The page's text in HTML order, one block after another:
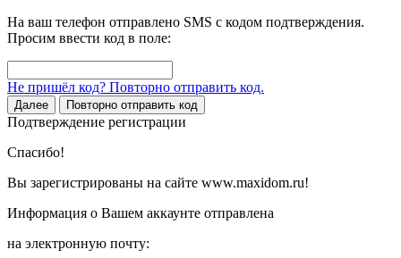
На ваш телефон отправлено SMS с кодом подтверждения.
Просим ввести код в поле:
Не пришёл код? Повторно отправить код.
Далее Повторно отправить код
Подтверждение регистрации
Спасибо!
Вы зарегистрированы на сайте www.maxidom.ru!
Информация о Вашем аккаунте отправлена
на электронную почту: